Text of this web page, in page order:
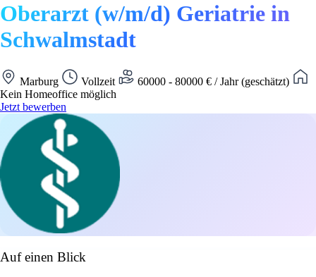
Oberarzt (w/m/d) Geriatrie in
Schwalmstadt
Marburg Vollzeit
60000 - 80000 € / Jahr (geschätzt)
Kein Homeoffice möglich
Jetzt bewerben
Auf einen Blick